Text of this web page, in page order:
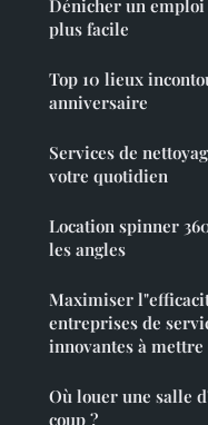
Dénicher un
plus facile
Top 10 lieux
anniversaire
Services de
votre quotidien
Location spinner
les angles
Maximiser
entreprises de
innovantes à
Où louer une salle
coup ?